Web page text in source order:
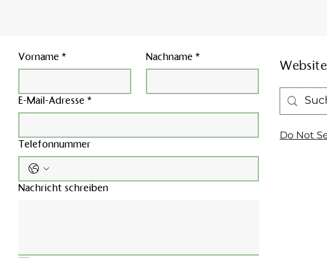
Vorname * Nachname *
E-Mail-Adresse *
Telefonnummer
Nachricht schreiben
Do Not